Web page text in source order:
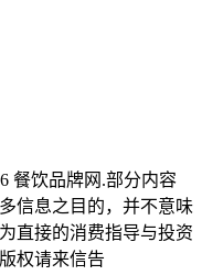
餐饮品牌网 .部分内容
信息之目的，并不意味
直接的消费指导与投资
权请来信告